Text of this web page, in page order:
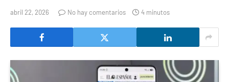
abril 22, 2026 No hay comentarios 4 minutos